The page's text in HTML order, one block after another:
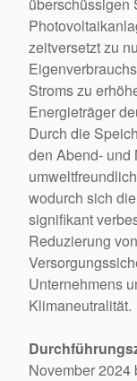
zeitversetzt zu
Stroms zu
Energieträger
Durch die
den Abend- und
wodurch sich
signifikant
Reduzierung
Unternehmens
Klimaneutralität.
November 2024